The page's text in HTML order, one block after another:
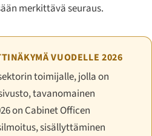
merkittävä seuraus.
VUODELLE 2026
toimijalle, jolla on
tavanomainen
on Cabinet Officen
sisällyttäminen